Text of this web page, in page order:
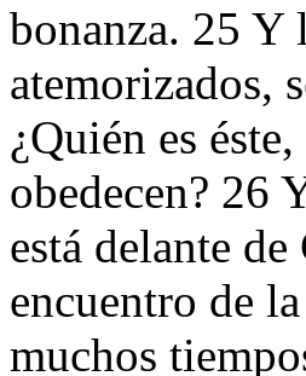
bonanza. 25 Y
atemorizados,
¿Quién es
obedecen? 26
está delante
encuentro de
muchos